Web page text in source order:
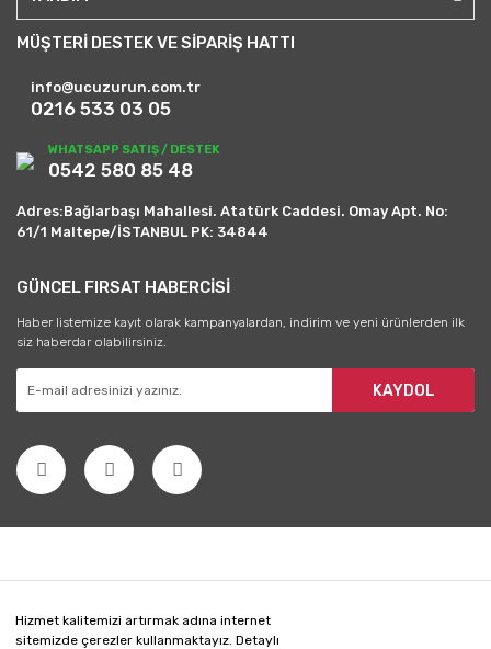
Hizmet kalitemizi artırmak adına internet
sitemizde çerezler kullanmaktayız. Detaylı
MÜŞTERİ DESTEK VE SİPARİŞ HATTI
info@ucuzurun.com.tr
0216 533 03 05
WHATSAPP SATIŞ / DESTEK
0542 580 85 48
Adres:Bağlarbaşı Mahallesi. Atatürk Caddesi. Omay Apt. No:
61/1 Maltepe/İSTANBUL PK: 34844
GÜNCEL FIRSAT HABERCİSİ
Haber listemize kayıt olarak kampanyalardan, indirim ve yeni ürünlerden ilk
siz haberdar olabilirsiniz.
KAYDOL